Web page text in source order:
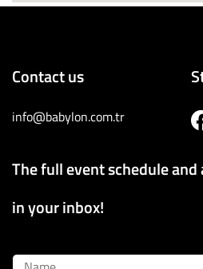
Contact us
info@babylon.com.tr
The full event schedule
in your inbox!
Name